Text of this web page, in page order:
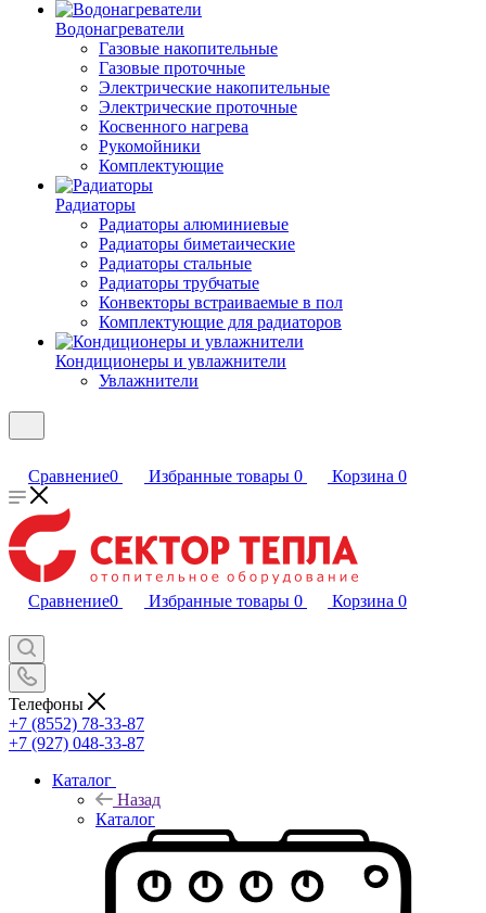
Водонагреватели
Газовые накопительные
Газовые проточные
Электрические накопительные
Электрические проточные
Косвенного нагрева
Рукомойники
Комплектующие
Радиаторы
Радиаторы алюминиевые
Радиаторы биметаические
Радиаторы стальные
Радиаторы трубчатые
Конвекторы встраиваемые в пол
Комплектующие для радиаторов
Кондиционеры и увлажнители
Увлажнители
Сравнение0 Избранные товары 0 Корзина 0
Сравнение0 Избранные товары 0 Корзина 0
Телефоны
+7 (8552) 78-33-87
+7 (927) 048-33-87
Каталог
Назад
Каталог